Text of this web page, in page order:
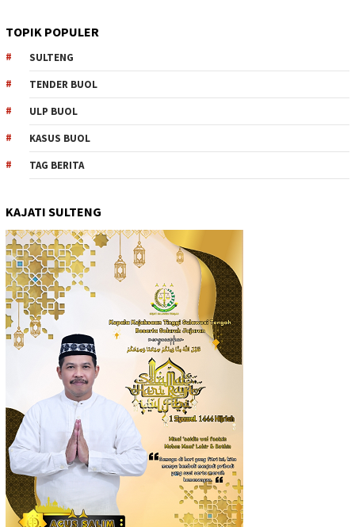
TOPIK POPULER
SULTENG
TENDER BUOL
ULP BUOL
KASUS BUOL
TAG BERITA
KAJATI SULTENG